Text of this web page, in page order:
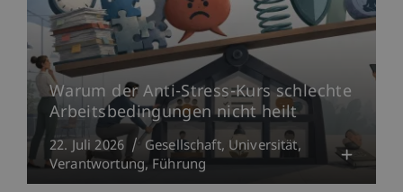
Warum der Anti-Stress-Kurs schlechte
Arbeitsbedingungen nicht heilt
22. Juli 2026 Gesellschaft Universität
Verantwortung Führung